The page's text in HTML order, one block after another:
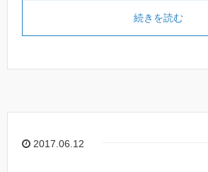
続きを読む
2017.06.12